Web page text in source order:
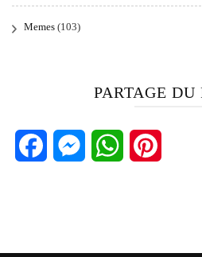
Memes (103)
PARTAGE
FacebookMessengerWhatsApp